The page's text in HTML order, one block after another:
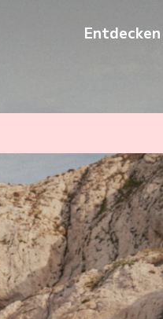
Entdecken